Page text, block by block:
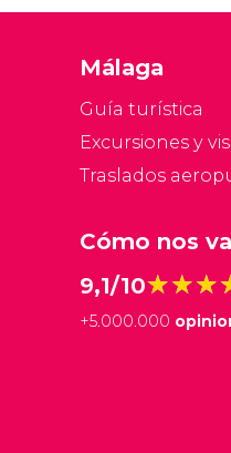
Málaga
Guía turística
Excursiones y
Traslados
Cómo nos
9,1/10
+5.000.000